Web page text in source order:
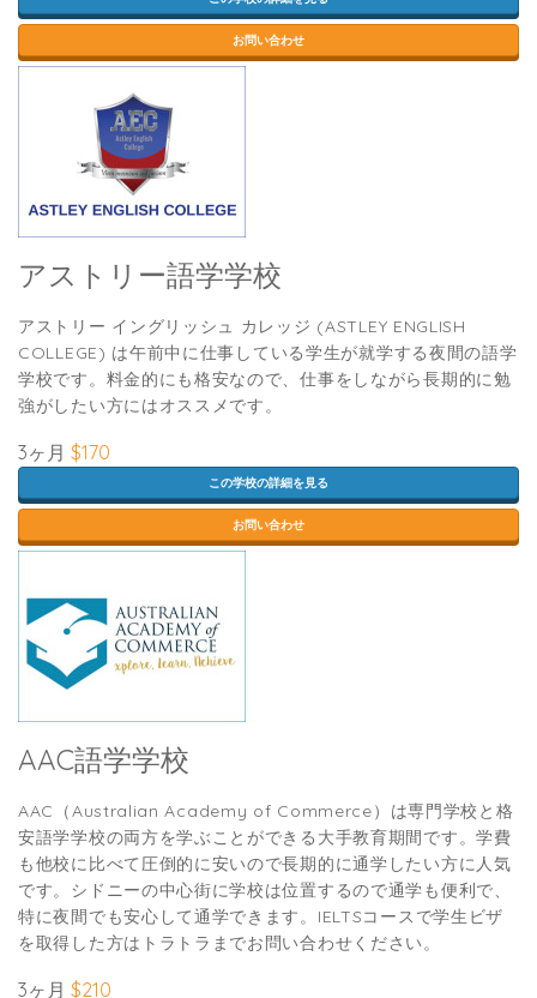
お問い合わせ
アストリー語学学校
アストリー イングリッシュ カレッジ (ASTLEY ENGLISH
COLLEGE) は午前中に仕事している学生が就学する夜間の語学
学校です。料金的にも格安なので、仕事をしながら長期的に勉
強がしたい方にはオススメです。
3ヶ月 $170
この学校の詳細を見る
お問い合わせ
AAC語学学校
AAC（Australian Academy of Commerce）は専門学校と格
安語学学校の両方を学ぶことができる大手教育期間です。学費
も他校に比べて圧倒的に安いので長期的に通学したい方に人気
です。シドニーの中心街に学校は位置するので通学も便利で、
特に夜間でも安心して通学できます。IELTSコースで学生ビザ
を取得した方はトラトラまでお問い合わせください。
3ヶ月 $210